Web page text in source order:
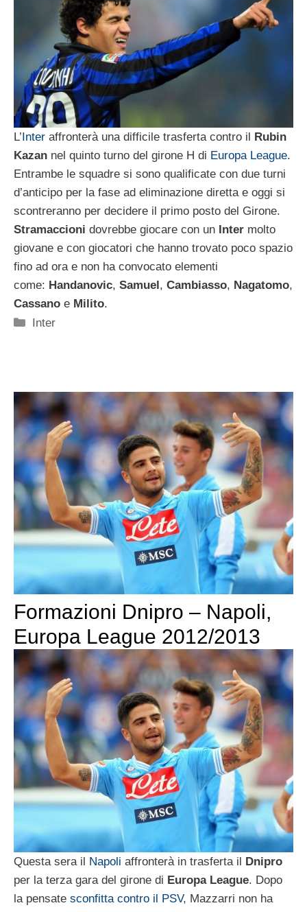
L’Inter affronterà una difficile trasferta contro il Rubin
Kazan nel quinto turno del girone H di Europa League.
Entrambe le squadre si sono qualificate con due turni
d’anticipo per la fase ad eliminazione diretta e oggi si
scontreranno per decidere il primo posto del Girone.
Stramaccioni dovrebbe giocare con un Inter molto
giovane e con giocatori che hanno trovato poco spazio
fino ad ora e non ha convocato elementi
come: Handanovic, Samuel, Cambiasso, Nagatomo,
Cassano e Milito.
Categorie
Inter
Formazioni Dnipro – Napoli,
Europa League 2012/2013
Questa sera il Napoli affronterà in trasferta il Dnipro
per la terza gara del girone di Europa League. Dopo
la pensate sconfitta contro il PSV, Mazzarri non ha